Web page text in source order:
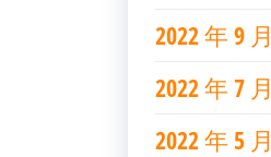
2022 年 9 月
2022 年 7 月
2022 年 5 月